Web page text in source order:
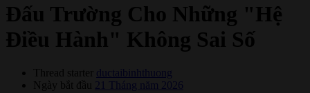
Đấu Trường Cho Những "Hệ
Điều Hành" Không Sai Số
Thread starter
ductaibinhthuong
Ngày bắt đầu
21 Tháng năm 2026